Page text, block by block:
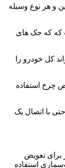
و هر نوع وسیله
که که جک های
کل خودرو را
چرخ استفاده
با اتصال یک
برای تعویض
استفاده